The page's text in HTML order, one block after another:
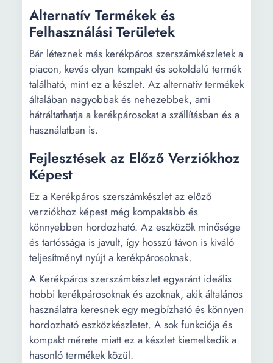
Alternatív Termékek és
Felhasználási Területek
Bár léteznek más kerékpáros szerszámkészletek a
piacon, kevés olyan kompakt és sokoldalú termék
található, mint ez a készlet. Az alternatív termékek
általában nagyobbak és nehezebbek, ami
hátráltathatja a kerékpárosokat a szállításban és a
használatban is.
Fejlesztések az Előző Verziókhoz
Képest
Ez a Kerékpáros szerszámkészlet az előző
verziókhoz képest még kompaktabb és
könnyebben hordozható. Az eszközök minősége
és tartóssága is javult, így hosszú távon is kiváló
teljesítményt nyújt a kerékpárosoknak.
A Kerékpáros szerszámkészlet egyaránt ideális
hobbi kerékpárosoknak és azoknak, akik általános
használatra keresnek egy megbízható és könnyen
hordozható eszközkészletet. A sok funkciója és
kompakt mérete miatt ez a készlet kiemelkedik a
hasonló termékek közül.